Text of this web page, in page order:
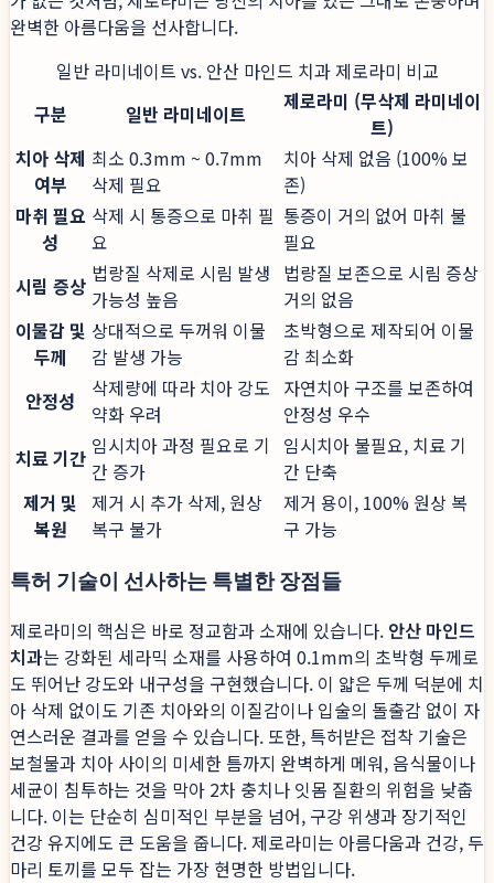
완벽한 아름다움을 선사합니다.
일반 라미네이트 vs. 안산 마인드 치과 제로라미 비교
구분
일반 라미네이트
제로라미 (무삭제 라미네이
트)
치아 삭제
여부
최소 0.3mm ~ 0.7mm
삭제 필요
치아 삭제 없음 (100% 보
존)
마취 필요
성
삭제 시 통증으로 마취 필
요
통증이 거의 없어 마취 불
필요
시림 증상 법랑질 삭제로 시림 발생
가능성 높음
법랑질 보존으로 시림 증상
거의 없음
이물감 및
두께
상대적으로 두꺼워 이물
감 발생 가능
초박형으로 제작되어 이물
감 최소화
안정성
삭제량에 따라 치아 강도
약화 우려
자연치아 구조를 보존하여
안정성 우수
치료 기간 임시치아 과정 필요로 기
간 증가
임시치아 불필요, 치료 기
간 단축
제거 및
복원
제거 시 추가 삭제, 원상
복구 불가
제거 용이, 100% 원상 복
구 가능
특허 기술이 선사하는 특별한 장점들
제로라미의 핵심은 바로 정교함과 소재에 있습니다. 안산 마인드
치과는 강화된 세라믹 소재를 사용하여 0.1mm의 초박형 두께로
도 뛰어난 강도와 내구성을 구현했습니다. 이 얇은 두께 덕분에 치
아 삭제 없이도 기존 치아와의 이질감이나 입술의 돌출감 없이 자
연스러운 결과를 얻을 수 있습니다. 또한, 특허받은 접착 기술은
보철물과 치아 사이의 미세한 틈까지 완벽하게 메워, 음식물이나
세균이 침투하는 것을 막아 2차 충치나 잇몸 질환의 위험을 낮춥
니다. 이는 단순히 심미적인 부분을 넘어, 구강 위생과 장기적인
건강 유지에도 큰 도움을 줍니다. 제로라미는 아름다움과 건강, 두
마리 토끼를 모두 잡는 가장 현명한 방법입니다.